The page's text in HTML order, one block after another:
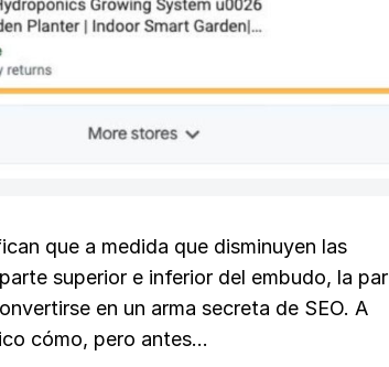
que a medida que disminuyen las
superior e inferior del embudo, la
en un arma secreta de SEO. A
cómo, pero antes…